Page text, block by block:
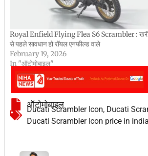
Royal Enfield Flying Flea S6 Scrambler :
से पहले सावधान हो रॉयल एनफील्ड वाले
February 19, 2026
In "ऑटोमोबाइल"
ऑटोमोबाइल
Ducati Scrambler lcon, Ducati
Ducati Scrambler lcon price in india